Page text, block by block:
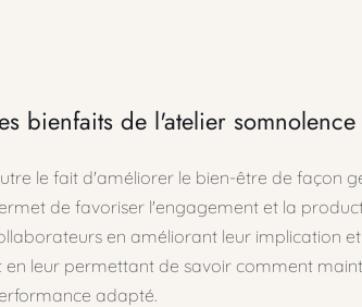
bienfaits de l'atelier
le fait d'améliorer le bien-être de façon
de favoriser l'engagement et la
en améliorant leur implication
en leur permettant de savoir comment
adapté.